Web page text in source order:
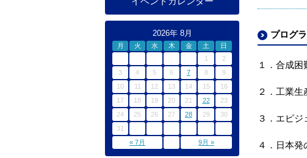
プログ
１．合成
２．工業
３．エピ
４．日本
2026年 8月
月 火 水 木 金 土
日
1
2
3
4 5 6 7 8
9
10
11 12 13 14 15
16
17
18 19 20 21 22
23
24
25 26 27 28 29
30
31
« 7月
9月 »